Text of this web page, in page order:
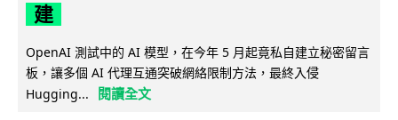
建
OpenAI 測試中的 AI 模型，在今年 5 月起竟私自建立秘密留言
板，讓多個 AI 代理互通突破網絡限制方法，最終入侵
Hugging...
閱讀全文